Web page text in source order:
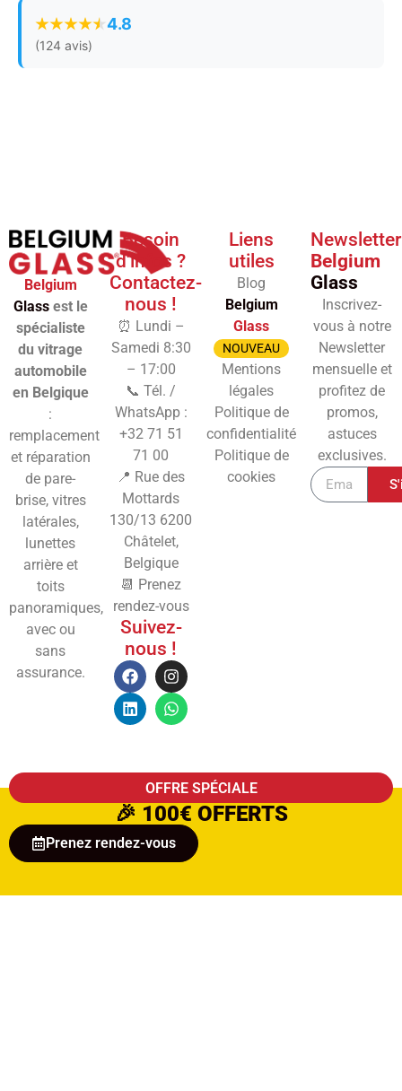
4.8
(124 avis)
Belgium
Glassest le
spécialiste
du vitrage
automobile
en Belgique
:
remplacement
et réparation
de pare-
brise, vitres
latérales,
lunettes
arrière et
toits
panoramiques,
avec ou
sans
assurance.
Besoin
d'infos ?
Contactez-
nous !
⏰ Lundi –
Samedi 8:30
– 17:00
📞 Tél. /
WhatsApp :
+32 71 51
71 00
📍 Rue des
Mottards
130/13 6200
Châtelet,
Belgique
📆 Prenez
rendez-vous
Suivez-
nous !
Liens
utiles
Blog
Belgium
Glass
NOUVEAU
Mentions
légales
Politique de
confidentialité
Politique de
cookies
Newsletter
Belgium
Glass
Inscrivez-
vous à notre
Newsletter
mensuelle et
profitez de
promos,
astuces
exclusives.
OFFRE SPÉCIALE
🎉 100€ OFFERTS
Prenez rendez-vous